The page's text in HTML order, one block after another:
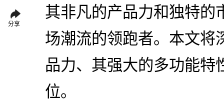
分享
其非凡的产品力和独特的
场潮流的领跑者。本文将
品力、其强大的多功能特
位。